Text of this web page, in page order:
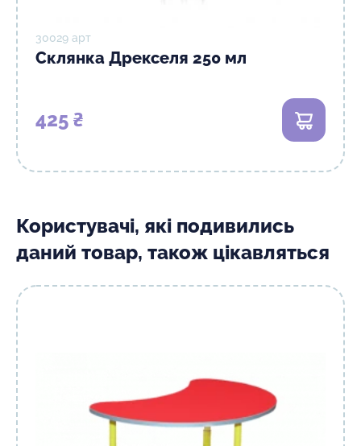
30029 арт
Склянка Дрекселя 250 мл
425 ₴ В кошик
Користувачі, які подивились
даний товар, також цікавляться